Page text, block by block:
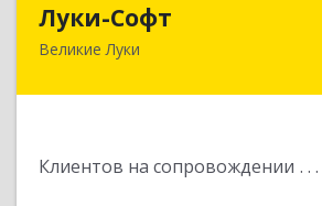
Луки-Софт
Великие Луки
Клиентов на сопровождении
182113, Псковская обл,